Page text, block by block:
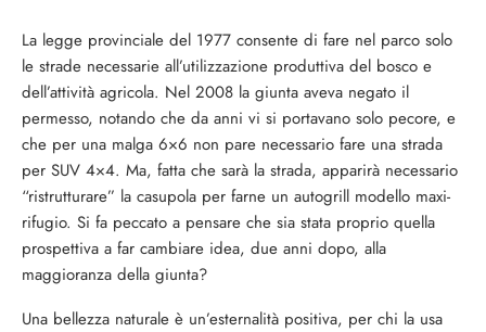
La legge provinciale del 1977 consente di fare nel parco solo
le strade necessarie all’utilizzazione produttiva del bosco e
dell’attività agricola. Nel 2008 la giunta aveva negato il
permesso, notando che da anni vi si portavano solo pecore, e
che per una malga 6×6 non pare necessario fare una strada
per SUV 4×4. Ma, fatta che sarà la strada, apparirà necessario
“ristrutturare” la casupola per farne un autogrill modello maxi-
rifugio. Si fa peccato a pensare che sia stata proprio quella
prospettiva a far cambiare idea, due anni dopo, alla
maggioranza della giunta?
Una bellezza naturale è un’esternalità positiva, per chi la usa